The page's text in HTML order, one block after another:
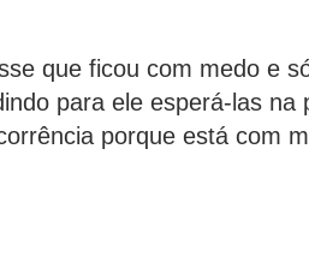
que ficou com medo e
para ele esperá-las na
porque está com